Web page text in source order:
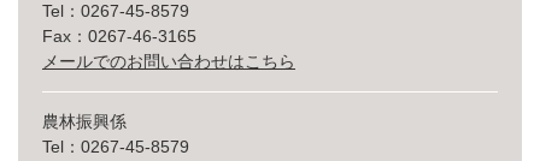
Tel：0267-45-8579
Fax：0267-46-3165
メールでのお問い合わせはこちら
農林振興係
Tel：0267-45-8579